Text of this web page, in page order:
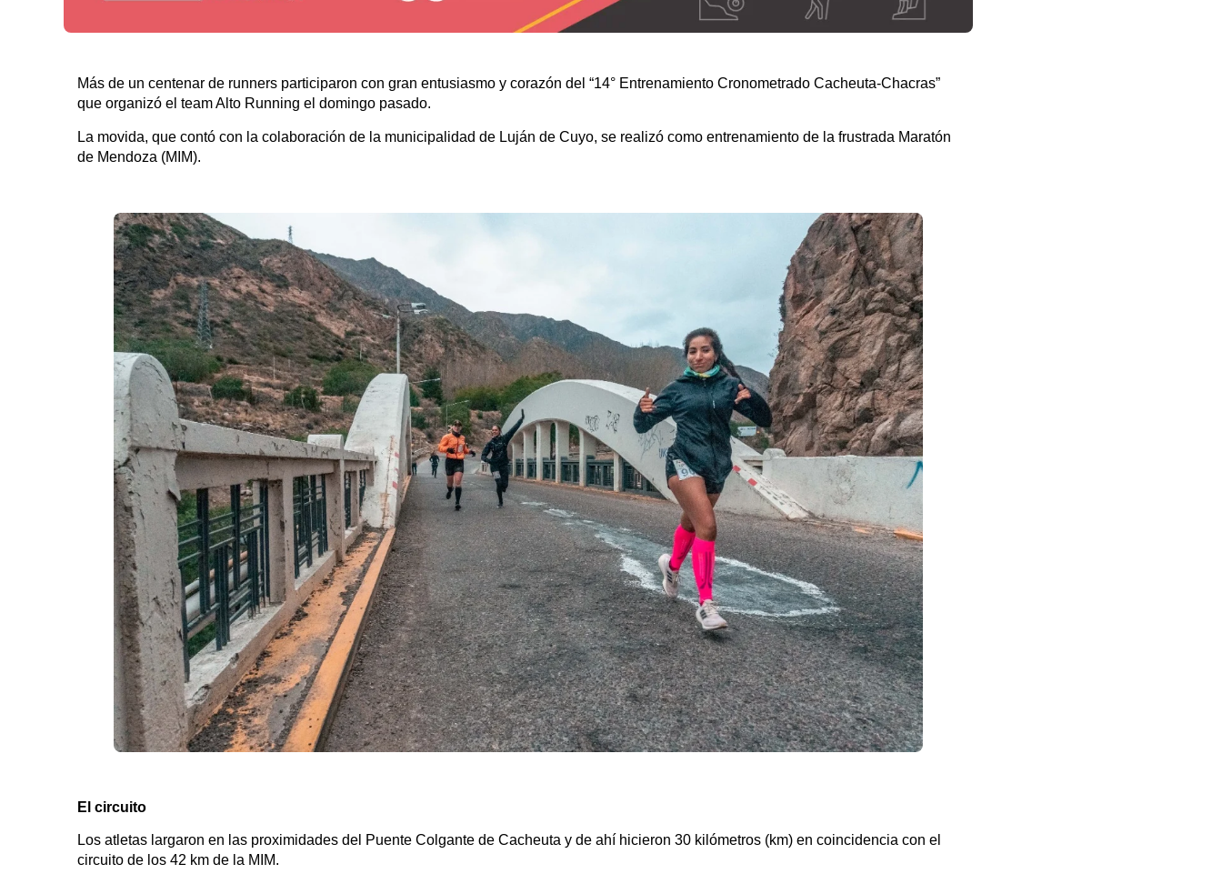
Más de un centenar de runners participaron con gran entusiasmo y corazón del “14° Entrenamiento Cronometrado Cacheuta-Chacras”
que organizó el team Alto Running el domingo pasado.
La movida, que contó con la colaboración de la municipalidad de Luján de Cuyo, se realizó como entrenamiento de la frustrada Maratón
de Mendoza (MIM).
El circuito
Los atletas largaron en las proximidades del Puente Colgante de Cacheuta y de ahí hicieron 30 kilómetros (km) en coincidencia con el
circuito de los 42 km de la MIM.